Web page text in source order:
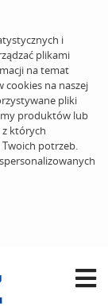
i
plikami
na temat
na naszej
pliki
produktów lub
z których
potrzeb.